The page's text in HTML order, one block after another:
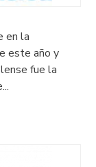
en la
este año y
fue la